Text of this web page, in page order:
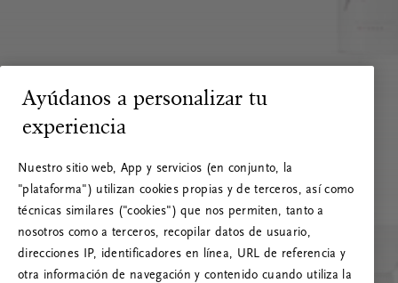
Ayúdanos a personalizar tu
experiencia
Nuestro sitio web, App y servicios (en conjunto, la
"plataforma") utilizan cookies propias y de terceros, así como
técnicas similares ("cookies") que nos permiten, tanto a
nosotros como a terceros, recopilar datos de usuario,
direcciones IP, identificadores en línea, URL de referencia y
otra información de navegación y contenido cuando utiliza la